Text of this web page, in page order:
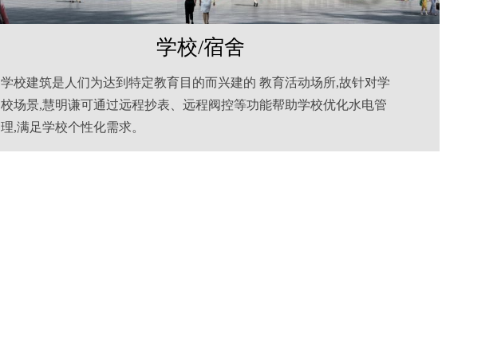
学校/宿舍
学校建筑是人们为达到特定教育目的而兴建的 教育活动场所,故针对学
校场景,慧明谦可通过远程抄表、远程阀控等功能帮助学校优化水电管
理,满足学校个性化需求。